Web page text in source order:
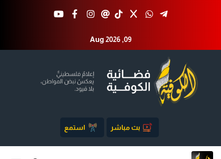
Aug 2026 ,09
بث مباشر استمع